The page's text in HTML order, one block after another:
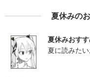
夏休みの
夏休みおす
夏に読みた